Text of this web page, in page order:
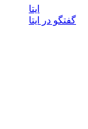
ایتا
گفتگو در ایتا